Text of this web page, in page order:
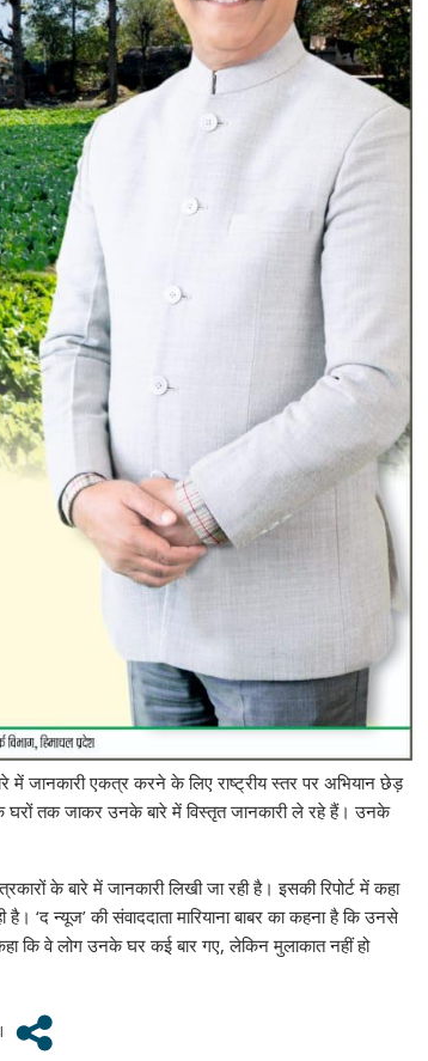
में जानकारी एकत्र करने के लिए राष्ट्रीय स्तर पर अभियान छेड़
घरों तक जाकर उनके बारे में विस्तृत जानकारी ले रहे हैं। उनके
के बारे में जानकारी लिखी जा रही है। इसकी रिपोर्ट में कहा
‘द न्यूज’ की संवाददाता मारियाना बाबर का कहना है कि उनसे
कि वे लोग उनके घर कई बार गए, लेकिन मुलाकात नहीं हो